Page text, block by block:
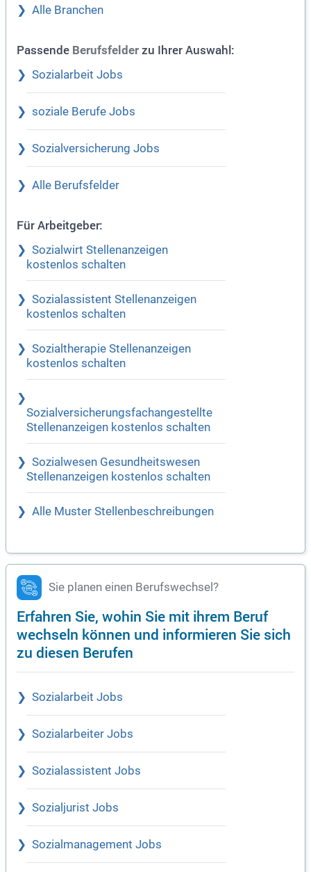
Alle Branchen
Passende Berufsfelder zu Ihrer Auswahl:
Sozialarbeit Jobs
soziale Berufe Jobs
Sozialversicherung Jobs
Alle Berufsfelder
Für Arbeitgeber:
Sozialwirt Stellenanzeigen
kostenlos schalten
Sozialassistent Stellenanzeigen
kostenlos schalten
Sozialtherapie Stellenanzeigen
kostenlos schalten
Sozialversicherungsfachangestellte
Stellenanzeigen kostenlos schalten
Sozialwesen Gesundheitswesen
Stellenanzeigen kostenlos schalten
Alle Muster Stellenbeschreibungen
Sie planen einen Berufswechsel?
Erfahren Sie, wohin Sie mit ihrem Beruf
wechseln können und informieren Sie sich
zu diesen Berufen
Sozialarbeit Jobs
Sozialarbeiter Jobs
Sozialassistent Jobs
Sozialjurist Jobs
Sozialmanagement Jobs